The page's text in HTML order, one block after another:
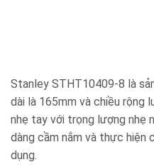
Stanley STHT10409-8 là
dài là 165mm và chiều rộng
nhẹ tay với trọng lượng nhẹ
dàng cầm nắm và thực
dụng.